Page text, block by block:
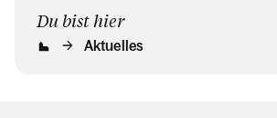
Du bist hier
Aktuelles